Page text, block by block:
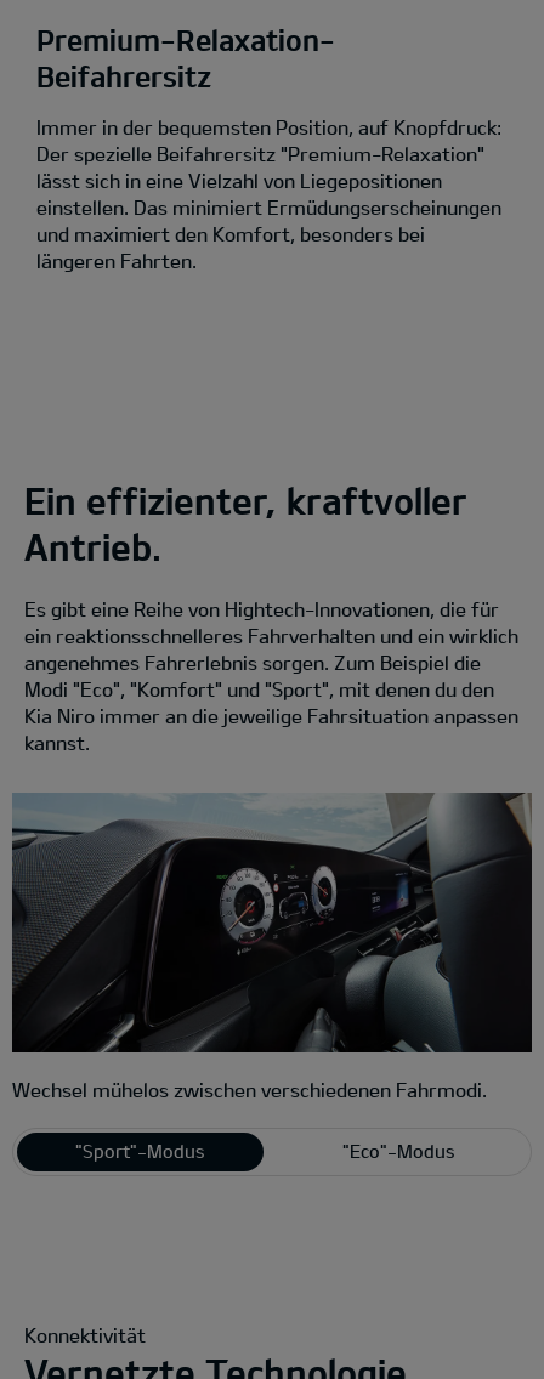
Premium-Relaxation-
Beifahrersitz
Immer in der bequemsten Position, auf Knopfdruck:
Der spezielle Beifahrersitz "Premium-Relaxation"
lässt sich in eine Vielzahl von Liegepositionen
einstellen. Das minimiert Ermüdungserscheinungen
und maximiert den Komfort, besonders bei
längeren Fahrten.
Ein effizienter, kraftvoller
Antrieb.
Es gibt eine Reihe von Hightech-Innovationen, die für
ein reaktionsschnelleres Fahrverhalten und ein wirklich
angenehmes Fahrerlebnis sorgen. Zum Beispiel die
Modi "Eco", "Komfort" und "Sport", mit denen du den
Kia Niro immer an die jeweilige Fahrsituation anpassen
kannst.
Wechsel mühelos zwischen verschiedenen Fahrmodi.
"Sport"-Modus "Eco"-Modus
Konnektivität